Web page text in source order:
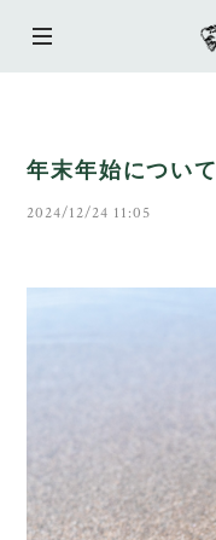
年末年始について
2024/12/24 11:05